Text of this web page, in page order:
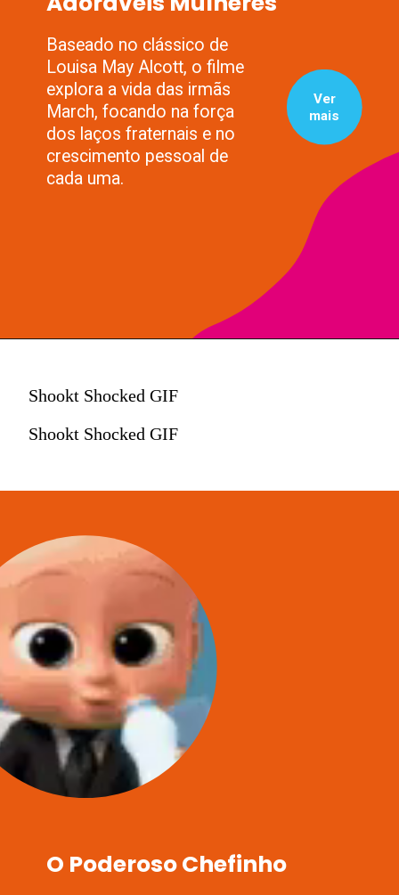
Ver
mais
Baseado no clássico de
Louisa May Alcott, o filme
explora a vida das irmãs
March, focando na força
dos laços fraternais e no
crescimento pessoal de
cada uma.
Shookt Shocked GIF
Shookt Shocked GIF
O Poderoso Chefinho